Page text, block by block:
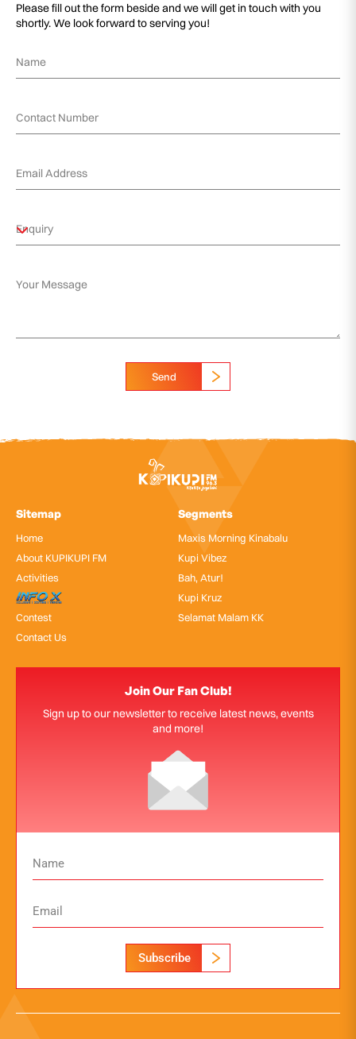
Please fill out the form beside and we will get in touch with you
shortly. We look forward to serving you!
Send
Sitemap
Home
About KUPIKUPI FM
Activities
InfoX
Contest
Contact Us
Segments
Maxis Morning Kinabalu
Kupi Vibez
Bah, Atur!
Kupi Kruz
Selamat Malam KK
Join Our Fan Club!
Sign up to our newsletter to receive latest news, events
and more!
Subscribe